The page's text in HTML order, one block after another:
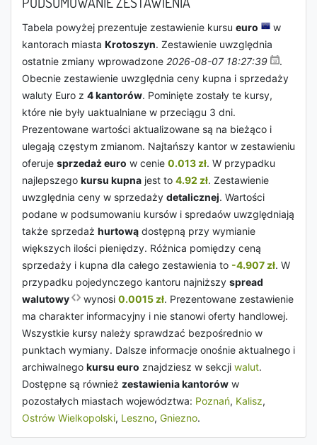
Tabela powyżej prezentuje zestawienie kursu euro
w
kantorach miasta Krotoszyn. Zestawienie uwzględnia
ostatnie zmiany wprowadzone 2026-08-07 18:27:39
.
Obecnie zestawienie uwzględnia ceny kupna i sprzedaży
waluty Euro z 4 kantorów. Pominięte zostały te kursy,
które nie były uaktualniane w przeciągu 3 dni.
Prezentowane wartości aktualizowane są na bieżąco i
ulegają częstym zmianom. Najtańszy kantor w zestawieniu
oferuje sprzedaż euro w cenie 0.013 zł. W przypadku
najlepszego kursu kupna jest to 4.92 zł. Zestawienie
uwzględnia ceny w sprzedaży detalicznej. Wartości
podane w podsumowaniu kursów i spredaów uwzględniają
także sprzedaż hurtową dostępną przy wymianie
większych ilości pieniędzy. Różnica pomiędzy ceną
sprzedaży i kupna dla całego zestawienia to -4.907 zł. W
przypadku pojedynczego kantoru najniższy spread
walutowy
wynosi 0.0015 zł. Prezentowane zestawienie
ma charakter informacyjny i nie stanowi oferty handlowej.
Wszystkie kursy należy sprawdzać bezpośrednio w
punktach wymiany. Dalsze informacje onośnie aktualnego i
archiwalnego kursu euro znajdziesz w sekcji walut.
Dostępne są również zestawienia kantorów w
pozostałych miastach województwa: Poznań, Kalisz,
Ostrów Wielkopolski, Leszno, Gniezno.